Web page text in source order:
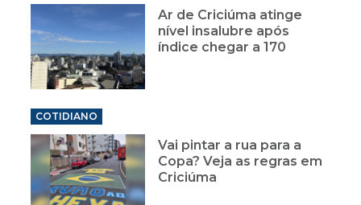
Ar de Criciúma atinge
nível insalubre após
índice chegar a 170
COTIDIANO
Vai pintar a rua para a
Copa? Veja as regras em
Criciúma